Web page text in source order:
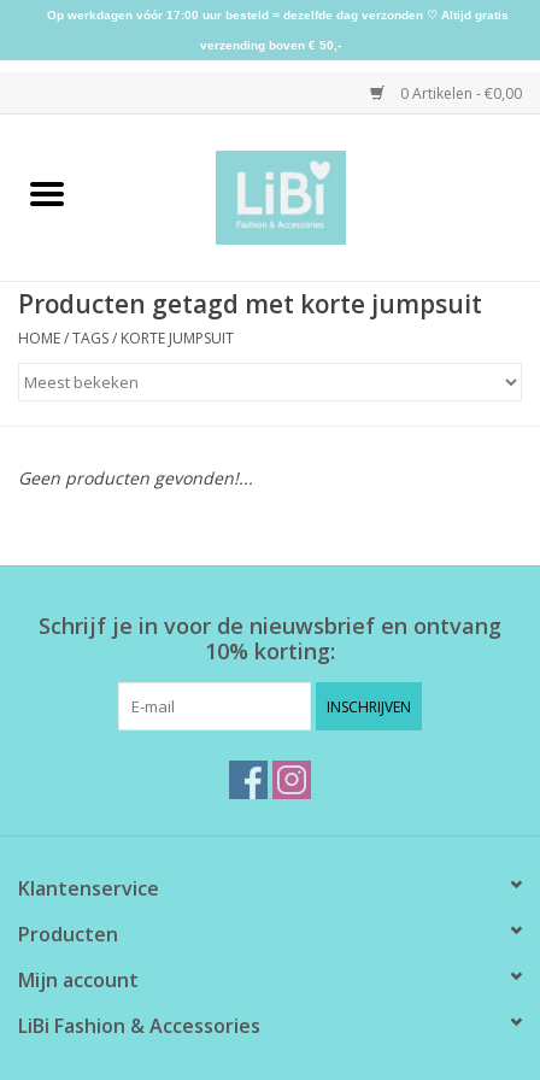
0 Artikelen - €0,00
Home
Schoenen
Herensokken
Producten getagd met korte jumpsuit
HOME/TAGS/ KORTE JUMPSUIT
Geen producten gevonden!...
Schrijf je in voor de nieuwsbrief en ontvang
10% korting:
INSCHRIJVEN
Klantenservice
Producten
Mijn account
LiBi Fashion & Accessories
Op werkdagen vóór 17:00 uur besteld = dezelfde dag verzonden ♡ Altijd gratis
verzending boven € 50,-